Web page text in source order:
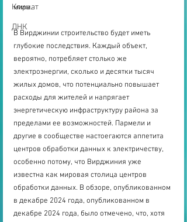
Климат
ДНК
мира.
В Вирджинии строительство будет иметь
глубокие последствия. Каждый объект,
вероятно, потребляет столько же
электроэнергии, сколько и десятки тысяч
жилых домов, что потенциально повышает
расходы для жителей и напрягает
энергетическую инфраструктуру района за
пределами ее возможностей. Пармели и
другие в сообществе настоегаются аппетита
центров обработки данных к электричеству,
особенно потому, что Вирджиния уже
известна как мировая столица центров
обработки данных. В обзоре, опубликованном
в декабре 2024 года, опубликованном в
декабре 2024 года, было отмечено, что, хотя